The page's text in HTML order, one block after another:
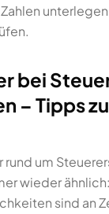
bei
– Tipps
um
wieder
sind an